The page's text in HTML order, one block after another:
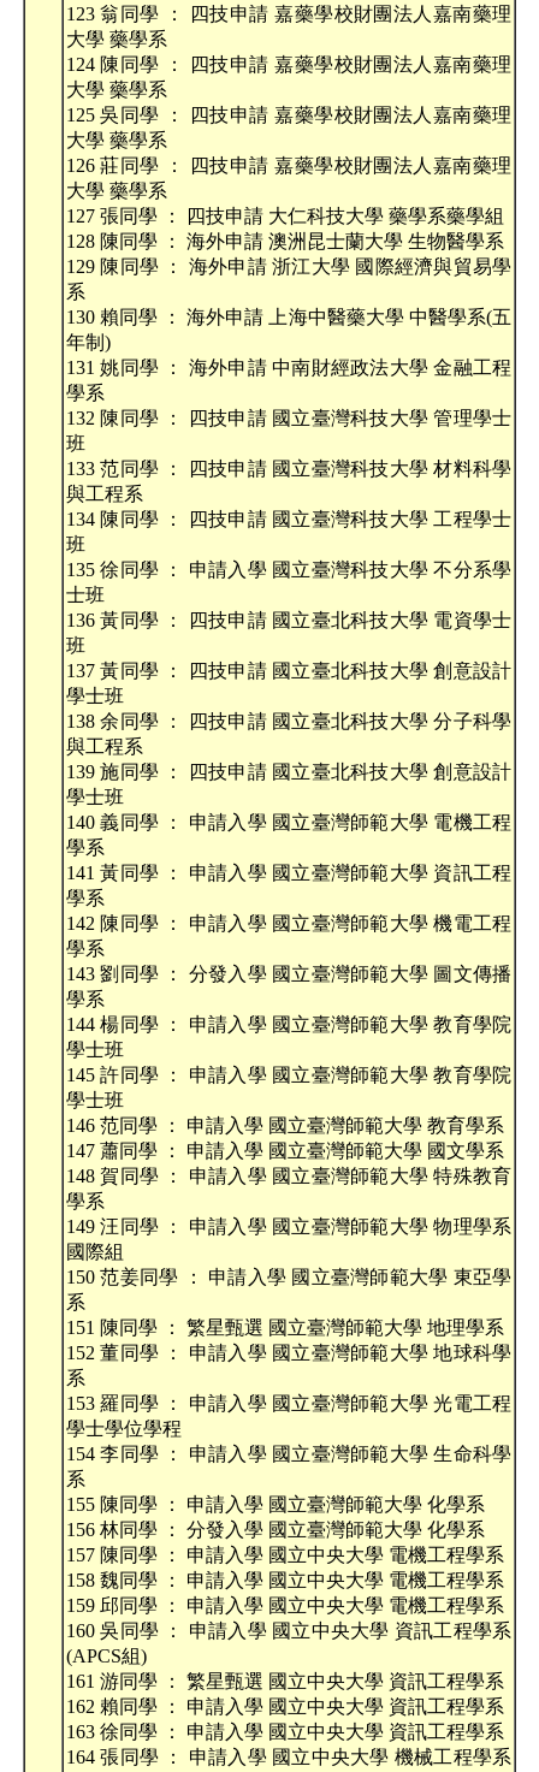
123 翁同學 ： 四技申請 嘉藥學校財團法人嘉南藥理
大學 藥學系
124 陳同學 ： 四技申請 嘉藥學校財團法人嘉南藥理
大學 藥學系
125 吳同學 ： 四技申請 嘉藥學校財團法人嘉南藥理
大學 藥學系
126 莊同學 ： 四技申請 嘉藥學校財團法人嘉南藥理
大學 藥學系
127 張同學 ： 四技申請 大仁科技大學 藥學系藥學組
128 陳同學 ： 海外申請 澳洲昆士蘭大學 生物醫學系
129 陳同學 ： 海外申請 浙江大學 國際經濟與貿易學
系
130 賴同學 ： 海外申請 上海中醫藥大學 中醫學系(五
年制)
131 姚同學 ： 海外申請 中南財經政法大學 金融工程
學系
132 陳同學 ： 四技申請 國立臺灣科技大學 管理學士
班
133 范同學 ： 四技申請 國立臺灣科技大學 材料科學
與工程系
134 陳同學 ： 四技申請 國立臺灣科技大學 工程學士
班
135 徐同學 ： 申請入學 國立臺灣科技大學 不分系學
士班
136 黃同學 ： 四技申請 國立臺北科技大學 電資學士
班
137 黃同學 ： 四技申請 國立臺北科技大學 創意設計
學士班
138 余同學 ： 四技申請 國立臺北科技大學 分子科學
與工程系
139 施同學 ： 四技申請 國立臺北科技大學 創意設計
學士班
140 義同學 ： 申請入學 國立臺灣師範大學 電機工程
學系
141 黃同學 ： 申請入學 國立臺灣師範大學 資訊工程
學系
142 陳同學 ： 申請入學 國立臺灣師範大學 機電工程
學系
143 劉同學 ： 分發入學 國立臺灣師範大學 圖文傳播
學系
144 楊同學 ： 申請入學 國立臺灣師範大學 教育學院
學士班
145 許同學 ： 申請入學 國立臺灣師範大學 教育學院
學士班
146 范同學 ： 申請入學 國立臺灣師範大學 教育學系
147 蕭同學 ： 申請入學 國立臺灣師範大學 國文學系
148 賀同學 ： 申請入學 國立臺灣師範大學 特殊教育
學系
149 汪同學 ： 申請入學 國立臺灣師範大學 物理學系
國際組
150 范姜同學 ： 申請入學 國立臺灣師範大學 東亞學
系
151 陳同學 ： 繁星甄選 國立臺灣師範大學 地理學系
152 董同學 ： 申請入學 國立臺灣師範大學 地球科學
系
153 羅同學 ： 申請入學 國立臺灣師範大學 光電工程
學士學位學程
154 李同學 ： 申請入學 國立臺灣師範大學 生命科學
系
155 陳同學 ： 申請入學 國立臺灣師範大學 化學系
156 林同學 ： 分發入學 國立臺灣師範大學 化學系
157 陳同學 ： 申請入學 國立中央大學 電機工程學系
158 魏同學 ： 申請入學 國立中央大學 電機工程學系
159 邱同學 ： 申請入學 國立中央大學 電機工程學系
160 吳同學 ： 申請入學 國立中央大學 資訊工程學系
(APCS組)
161 游同學 ： 繁星甄選 國立中央大學 資訊工程學系
162 賴同學 ： 申請入學 國立中央大學 資訊工程學系
163 徐同學 ： 申請入學 國立中央大學 資訊工程學系
164 張同學 ： 申請入學 國立中央大學 機械工程學系